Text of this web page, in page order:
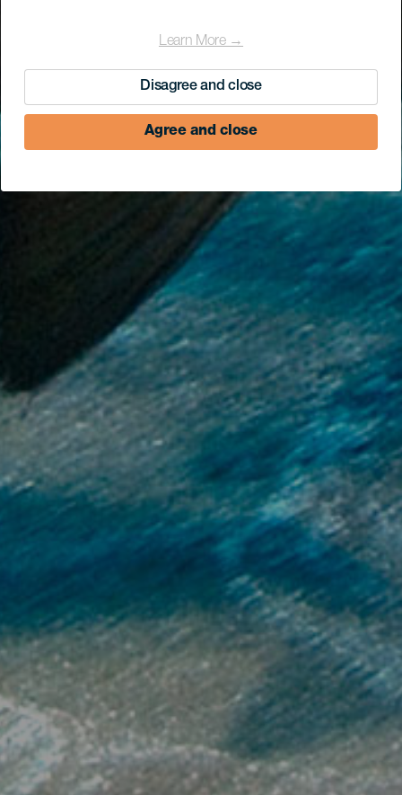
Learn More →
Disagree and close
Agree and close